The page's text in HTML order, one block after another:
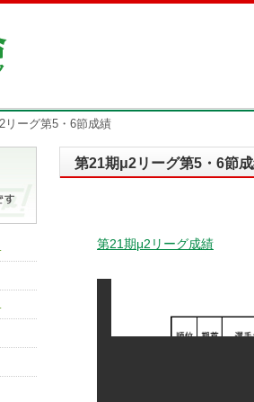
リーグ第5・6節成績
第21期μ2リーグ第5・6節
第21期μ2リーグ成績